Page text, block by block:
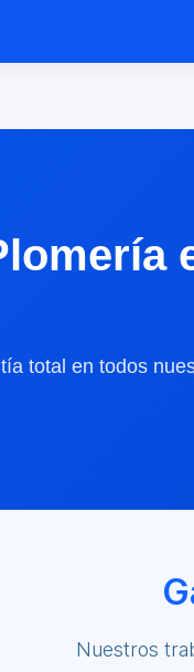
total en todos
Nuestros